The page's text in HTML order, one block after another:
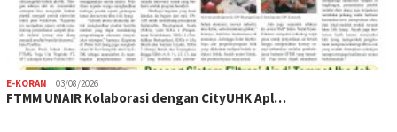
E-KORAN 03/08/2026
FTMM UNAIR Kolaborasi dengan CityUHK Apl…